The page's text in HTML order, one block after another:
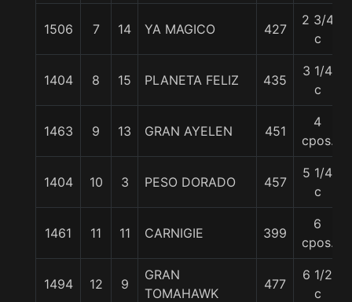
1506 7 14 YA MAGICO 427
2 3/4
c
1404 8 15 PLANETA FELIZ 435
3 1/4
c
1463 9 13 GRAN AYELEN 451
4
cpos.
1404 10 3 PESO DORADO 457
5 1/4
c
1461 11 11 CARNIGIE 399
6
cpos.
1494 12 9
GRAN
TOMAHAWK
477
6 1/2
c